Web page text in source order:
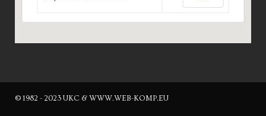
© 1982 - 2023 UKC & WWW.WEB-KOMP.EU